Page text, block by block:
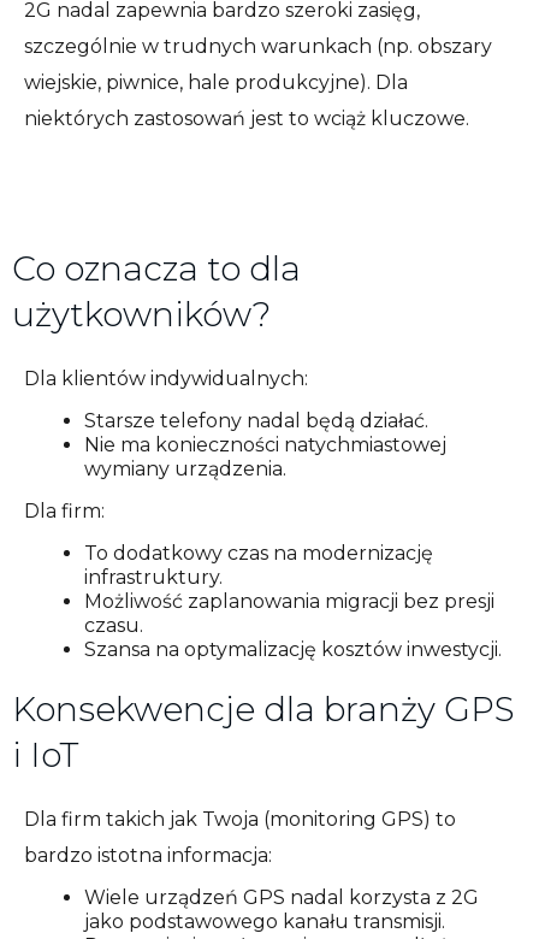
2G nadal zapewnia bardzo szeroki zasięg,
szczególnie w trudnych warunkach (np. obszary
wiejskie, piwnice, hale produkcyjne). Dla
niektórych zastosowań jest to wciąż kluczowe.
Co oznacza to dla
użytkowników?
Dla klientów indywidualnych:
Starsze telefony nadal będą działać.
Nie ma konieczności natychmiastowej
wymiany urządzenia.
Dla firm:
To dodatkowy czas na modernizację
infrastruktury.
Możliwość zaplanowania migracji bez presji
czasu.
Szansa na optymalizację kosztów inwestycji.
Konsekwencje dla branży GPS
i IoT
Dla firm takich jak Twoja (monitoring GPS) to
bardzo istotna informacja:
Wiele urządzeń GPS nadal korzysta z 2G
jako podstawowego kanału transmisji.